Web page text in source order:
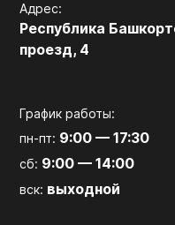
Адрес:
Республика
проезд, 4
График работы:
пн-пт: 9:00 — 17:30
сб: 9:00 — 14:00
вск: выходной